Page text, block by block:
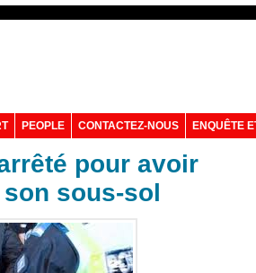
PEOPLE CONTACTEZ-NOUS ENQUÊTE
pour avoir
sous-sol